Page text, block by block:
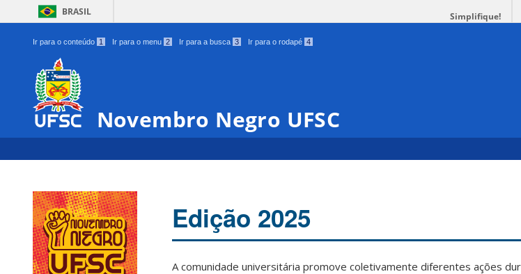
BRASIL Simplifique!
Ir para o conteúdo 1 Ir para o menu 2 Ir para a busca 3 Ir para o rodapé 4
Novembro Negro UFSC
Edição 2025
A comunidade universitária promove coletivamente diferentes ações